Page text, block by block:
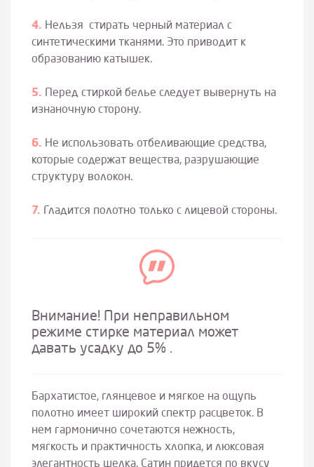
Нельзя стирать черный материал с
синтетическими тканями. Это приводит к
образованию катышек.
Перед стиркой белье следует вывернуть на
изнаночную сторону.
Не использовать отбеливающие средства,
которые содержат вещества, разрушающие
структуру волокон.
Гладится полотно только с лицевой стороны.
Внимание! При неправильном
режиме стирке материал может
давать усадку до 5% .
Бархатистое, глянцевое и мягкое на ощупь
полотно имеет широкий спектр расцветок. В
нем гармонично сочетаются нежность,
мягкость и практичность хлопка, и люксовая
элегантность шелка. Сатин придется по вкусу